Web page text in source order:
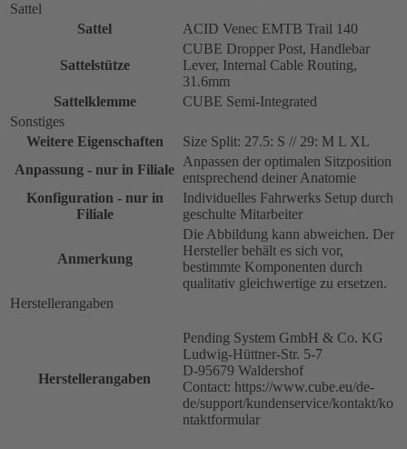
Sattel
Sattel
ACID Venec EMTB Trail 140
Sattelstütze
CUBE Dropper Post, Handlebar
Lever, Internal Cable Routing,
31.6mm
Sattelklemme
CUBE Semi-Integrated
Sonstiges
Weitere Eigenschaften
Size Split: 27.5: S // 29: M L XL
Anpassung - nur in Filiale
Anpassen der optimalen Sitzposition
entsprechend deiner Anatomie
Konfiguration - nur in
Filiale
Individuelles Fahrwerks Setup durch
geschulte Mitarbeiter
Anmerkung
Die Abbildung kann abweichen. Der
Hersteller behält es sich vor,
bestimmte Komponenten durch
qualitativ gleichwertige zu ersetzen.
Herstellerangaben
Herstellerangaben
Pending System GmbH & Co. KG
Ludwig-Hüttner-Str. 5-7
D-95679 Waldershof
Contact: https://www.cube.eu/de-
de/support/kundenservice/kontakt/ko
ntaktformular